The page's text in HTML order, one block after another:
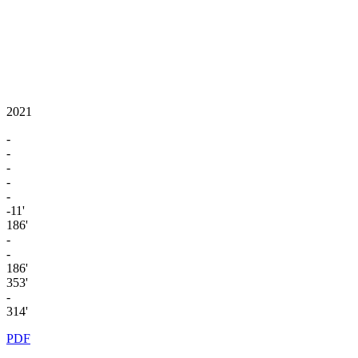
2021
-
-
-
-
-
-11'
186'
-
-
186'
353'
-
314'
PDF